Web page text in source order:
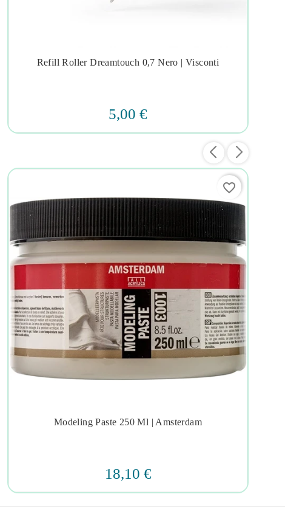

Refill Roller Dreamtouch 0,7 Nero | Visconti
5,00 €

Modeling Paste 250 Ml | Amsterdam
18,10 €
favorite_border